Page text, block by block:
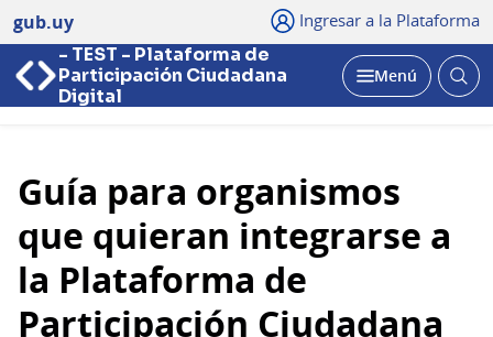
gub.uy Ingresar a la Plataforma
- TEST - Plataforma de
Participación Ciudadana
Digital
Menú
Guía para organismos
que quieran integrarse a
la Plataforma de
Participación Ciudadana